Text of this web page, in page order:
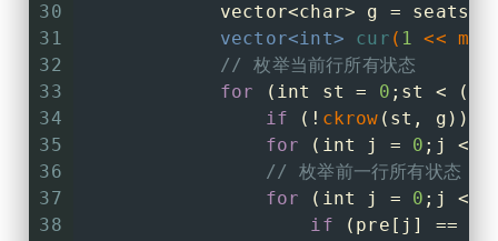
30
31
32
33
34
35
36
37
38
            vector<
char> g =
vector<int> cur ( 1 << m,
// 枚举当前行所有状态
for ( int st = 0 ;st < (
if (! ckrow (st, g))
for ( int j = 0 ;j <
// 枚举前一行所有状态
for ( int j = 0 ;j < (
if (pre[j] ==